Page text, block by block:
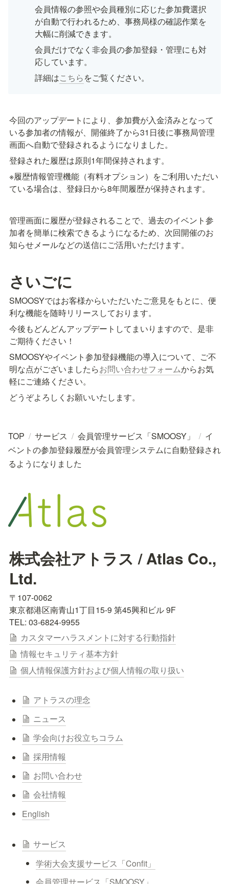
会員情報の参照や会員種別に応じた参加費選択
が自動で行われるため、事務局様の確認作業を
大幅に削減できます。
会員だけでなく非会員の参加登録・管理にも対
応しています。
詳細はこちらをご覧ください。
今回のアップデートにより、参加費が入金済みとなって
いる参加者の情報が、開催終了から31日後に事務局管理
画面へ自動で登録されるようになりました。
登録された履歴は原則1年間保持されます。
※履歴情報管理機能（有料オプション）をご利用いただい
ている場合は、登録日から8年間履歴が保持されます。
管理画面に履歴が登録されることで、過去のイベント参
加者を簡単に検索できるようになるため、次回開催のお
知らせメールなどの送信にご活用いただけます。
さいごに
SMOOSYではお客様からいただいたご意見をもとに、便
利な機能を随時リリースしております。
今後もどんどんアップデートしてまいりますので、是非
ご期待ください！
SMOOSYやイベント参加登録機能の導入について、ご不
明な点がございましたらお問い合わせフォームからお気
軽にご連絡ください。
どうぞよろしくお願いいたします。
TOP / サービス / 会員管理サービス「SMOOSY」 / イ
ベントの参加登録履歴が会員管理システムに自動登録され
るようになりました
株式会社アトラス / Atlas Co.,
Ltd.
〒107-0062
東京都港区南青山1丁目15-9 第45興和ビル 9F
TEL: 03-6824-9955
カスタマーハラスメントに対する行動指針
情報セキュリティ基本方針
個人情報保護方針および個人情報の取り扱い
アトラスの理念
ニュース
学会向けお役立ちコラム
採用情報
お問い合わせ
会社情報
English
サービス
学術大会支援サービス「Confit」